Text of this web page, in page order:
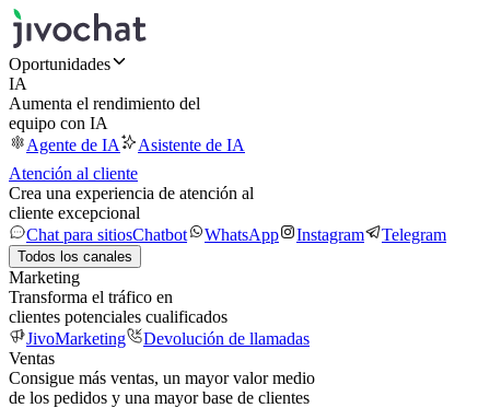
Oportunidades
IA
Aumenta el rendimiento del
equipo con IA
Agente de IA
Asistente de IA
Atención al cliente
Crea una experiencia de atención al
cliente excepcional
Chat para sitiosChatbot WhatsApp Instagram Telegram
Todos los canales
Marketing
Transforma el tráfico en
clientes potenciales cualificados
JivoMarketing
Devolución de llamadas
Ventas
Consigue más ventas, un mayor valor medio
de los pedidos y una mayor base de clientes